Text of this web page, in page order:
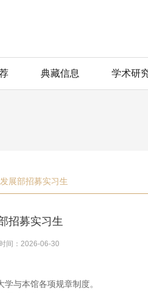
典藏信息 学术研
展部招募实习生
招募实习生
间：2026-06-30
与本馆各项规章制度。